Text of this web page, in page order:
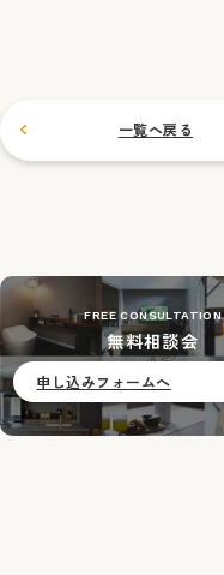
一覧へ戻る
FREE CONSULTATION
無料相談会
申し込みフォームへ